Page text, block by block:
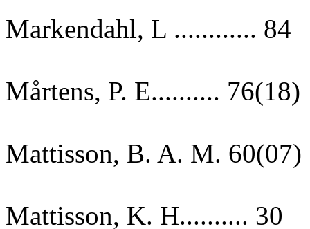
Markendahl, L ............ 84
Mårtens, P. E.......... 76(18)
Mattisson, B. A. M. 60(07)
Mattisson, K. H.......... 30